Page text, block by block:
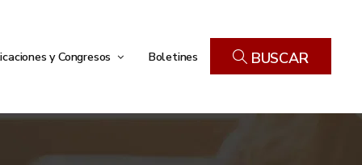
y Congresos Boletines BUSCAR